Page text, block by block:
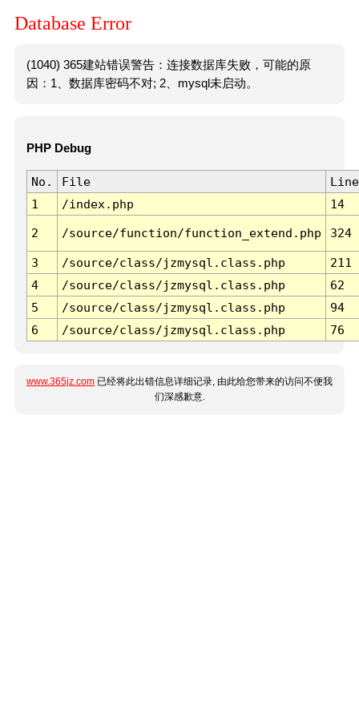
Database Error
(1040) 365建站错误警告：连接数据库失败，可能的原
因：1、数据库密码不对; 2、mysql未启动。
PHP Debug
No. File
Line
1
/index.php 14
2 /source/function/function_extend.php 324
3 /source/class/jzmysql.class.php
211
4
/source/class/jzmysql.class.php
62
5
/source/class/jzmysql.class.php
94
6
/source/class/jzmysql.class.php 76
www.365jz.com 已经将此出错信息详细记录, 由此给您带来的访问不便我
们深感歉意.